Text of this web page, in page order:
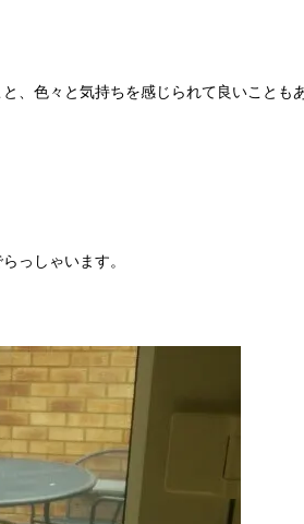
、色々と気持ちを感じられて良いこともあ
っしゃいます。